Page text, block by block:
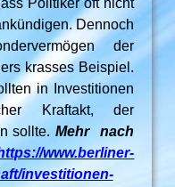
Politiker oft nicht
Dennoch
der
krasses Beispiel.
in Investitionen
Kraftakt, der
sollte.Mehr nach
www.berliner-
investitionen-